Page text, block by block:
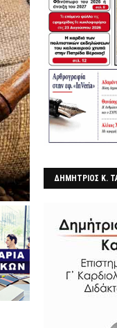
ΔΗΜΗΤΡΙΟΣ Κ.